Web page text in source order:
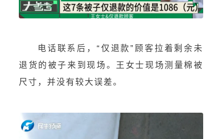
电话联系后，“仅退款”顾客拉着剩余未
退货的被子来到现场。王女士现场测量棉被
尺寸，并没有较大误差。